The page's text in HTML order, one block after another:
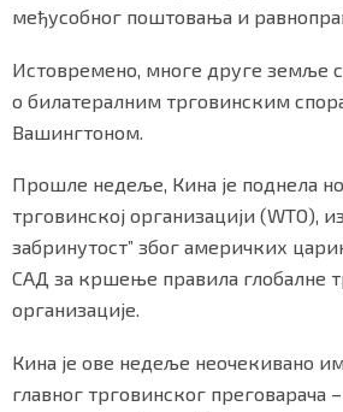
међусобног поштовања и
Истовремено, многе друге земље
о билатералним трговинским
Вашингтоном.
Прошле недеље, Кина је поднела
трговинској организацији (WТО),
забринутост” због америчких
САД за кршење правила глобалне
организације.
Кина је ове недеље неочекивано
главног трговинског преговарача
Услови
ПРЕУЗМИТЕ